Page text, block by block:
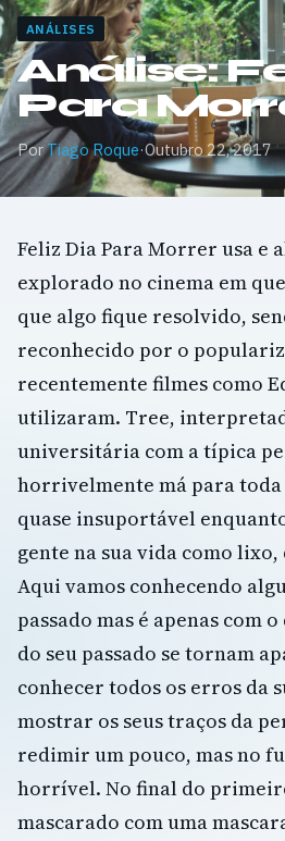
ANÁLISES
Análise:
Para
PorTiago Roque·Outubro 22, 2017
Feliz Dia Para Morrer usa e
explorado no cinema em
que algo fique resolvido,
reconhecido por o
recentemente filmes como
utilizaram. Tree,
universitária com a típica
horrivelmente má para
quase insuportável
gente na sua vida como
Aqui vamos conhecendo
passado mas é apenas com
do seu passado se tornam
conhecer todos os erros da
mostrar os seus traços da
redimir um pouco, mas no
horrível. No final do
mascarado com uma